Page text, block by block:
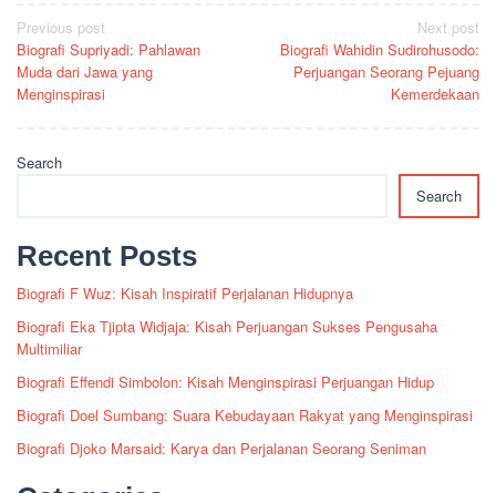
Post
navigation
Previous post
Biografi Supriyadi: Pahlawan
Muda dari Jawa yang
Menginspirasi
Next post
Biografi Wahidin Sudirohusodo:
Perjuangan Seorang Pejuang
Kemerdekaan
Search
Search
Recent Posts
Biografi F Wuz: Kisah Inspiratif Perjalanan Hidupnya
Biografi Eka Tjipta Widjaja: Kisah Perjuangan Sukses Pengusaha
Multimiliar
Biografi Effendi Simbolon: Kisah Menginspirasi Perjuangan Hidup
Biografi Doel Sumbang: Suara Kebudayaan Rakyat yang Menginspirasi
Biografi Djoko Marsaid: Karya dan Perjalanan Seorang Seniman